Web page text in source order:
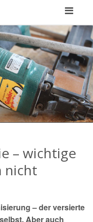
Toggle
– wichtige
nicht
– der versierte
Aber auch